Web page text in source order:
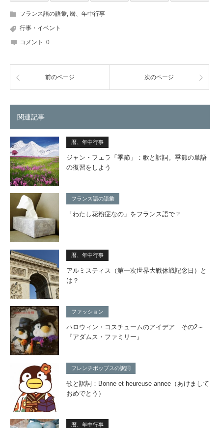
フランス語の語彙 暦、年中行事
行事・イベント
コメント: 0
前のページ 次のページ
関連記事
暦、年中行事
ジャン・フェラ「季節」：歌と訳詞。季節の単語
の復習をしよう
フランス語の語彙
「わたし花粉症なの」をフランス語で？
暦、年中行事
アルミスティス（第一次世界大戦休戦記念日）と
は？
ファッション
ハロウィン・コスチュームのアイデア その2～
『アダムス・ファミリー』
フレンチポップスの訳詞
歌と訳詞：Bonne et heureuse annee（あけまして
おめでとう）
暦、年中行事